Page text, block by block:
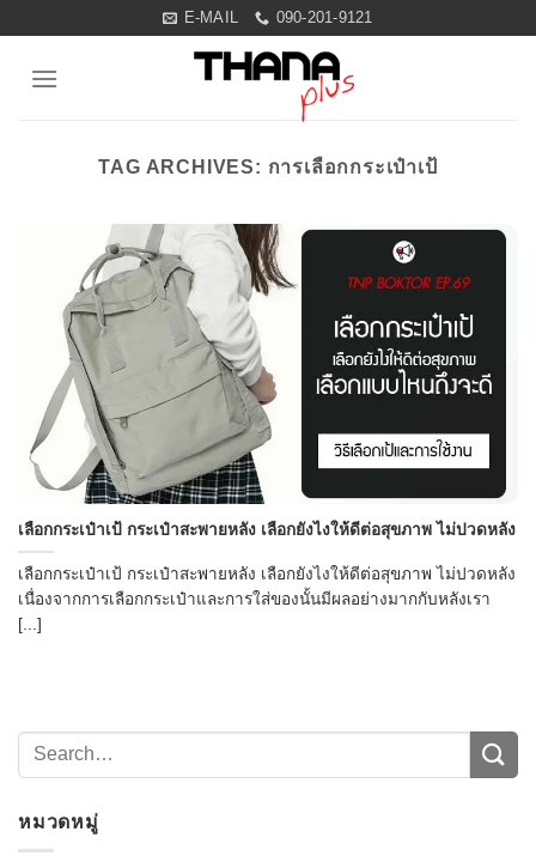
content
E-MAIL 090-201-9121
TAG ARCHIVES: การเลือกกระเป๋าเป้
เลือกกระเป๋าเป้ กระเป๋าสะพายหลัง เลือกยังไงให้ดีต่อสุขภาพ ไม่ปวดหลัง
เลือกกระเป๋าเป้ กระเป๋าสะพายหลัง เลือกยังไงให้ดีต่อสุขภาพ ไม่ปวดหลัง
เนื่องจากการเลือกกระเป๋าและการใส่ของนั้นมีผลอย่างมากกับหลังเรา
[...]
หมวดหมู่